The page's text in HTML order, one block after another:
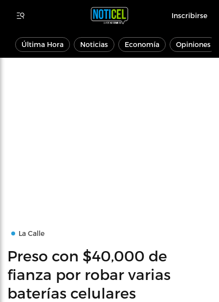
Inscribirse
Última Hora Noticias Economía Opiniones
La Calle
Preso con $40,000 de
fianza por robar varias
baterías celulares